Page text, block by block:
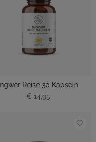
Ingwer Reise 30 Kapseln
€ 14,95